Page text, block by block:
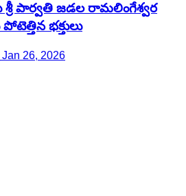
శ్రీ పార్వతి జడల రామలింగేశ్వర
భక్తులు
26, 2026